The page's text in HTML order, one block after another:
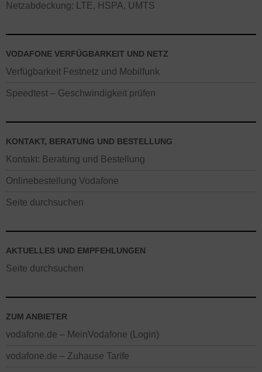
Netzabdeckung: LTE, HSPA, UMTS
VODAFONE VERFÜGBARKEIT UND NETZ
Verfügbarkeit Festnetz und Mobilfunk
Speedtest – Geschwindigkeit prüfen
KONTAKT, BERATUNG UND BESTELLUNG
Kontakt: Beratung und Bestellung
Onlinebestellung Vodafone
Seite durchsuchen
AKTUELLES UND EMPFEHLUNGEN
Seite durchsuchen
ZUM ANBIETER
vodafone.de – MeinVodafone (Login)
vodafone.de – Zuhause Tarife